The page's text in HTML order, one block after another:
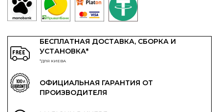
БЕСПЛАТНАЯ ДОСТАВКА, СБОРКА И
УСТАНОВКА*
*ДЛЯ КИЕВА
ОФИЦИАЛЬНАЯ ГАРАНТИЯ ОТ
ПРОИЗВОДИТЕЛЯ